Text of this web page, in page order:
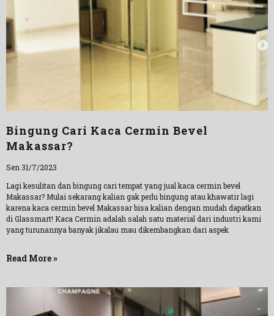
Bingung Cari Kaca Cermin Bevel
Makassar?
Sen 31/7/2023
Lagi kesulitan dan bingung cari tempat yang jual kaca cermin bevel
Makassar? Mulai sekarang kalian gak perlu bingung atau khawatir lagi
karena kaca cermin bevel Makassar bisa kalian dengan mudah dapatkan
di Glassmart! Kaca Cermin adalah salah satu material dari industri kami
yang turunannya banyak jikalau mau dikembangkan dari aspek
Read More »